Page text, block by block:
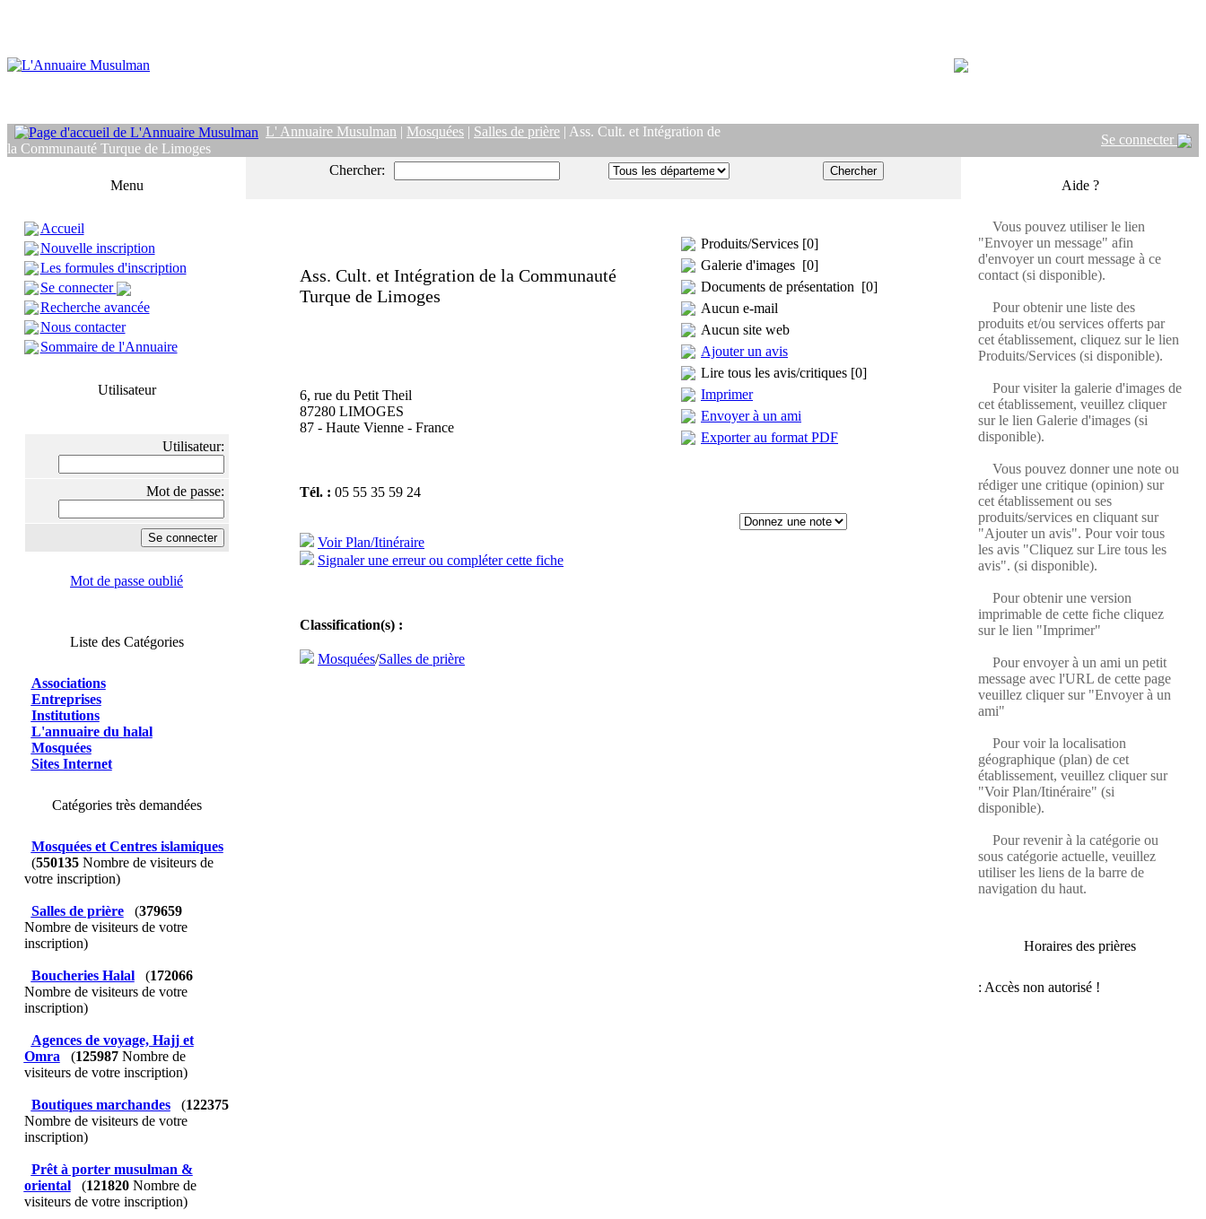
L' Annuaire Musulman | Mosquées | Salles de prière | Ass. Cult. et Intégration de
la Communauté Turque de Limoges
Se connecter
Menu
Accueil
Nouvelle inscription
Les formules d'inscription
Se connecter
Recherche avancée
Nous contacter
Sommaire de l'Annuaire
Utilisateur
Utilisateur:
Mot de passe:
Mot de passe oublié
Liste des Catégories
Associations
Entreprises
Institutions
L'annuaire du halal
Mosquées
Sites Internet
Catégories très demandées
Mosquées et Centres islamiques
(550135Nombre de visiteurs de
votre inscription)
Salles de prière (379659
Nombre de visiteurs de votre
inscription)
Boucheries Halal (172066
Nombre de visiteurs de votre
inscription)
Agences de voyage, Hajj et
Omra
(125987Nombre de
visiteurs de votre inscription)
Boutiques marchandes (122375
Nombre de visiteurs de votre
inscription)
Prêt à porter musulman &
oriental
(121820Nombre de
visiteurs de votre inscription)
Chercher:
Ass. Cult. et Intégration de la Communauté
Turque de Limoges
6, rue du Petit Theil
87280 LIMOGES
87 - Haute Vienne - France
Tél. : 05 55 35 59 24
Voir Plan/Itinéraire
Signaler une erreur ou compléter cette fiche
Classification(s) :
Mosquées/Salles de prière
Produits/Services [0]
Galerie d'images [0]
Documents de présentation [0]
Aucun e-mail
Aucun site web
Ajouter un avis
Lire tous les avis/critiques [0]
Imprimer
Envoyer à un ami
Exporter au format PDF
Aide ?
Vous pouvez utiliser le lien
"Envoyer un message" afin
d'envoyer un court message à ce
contact (si disponible).
Pour obtenir une liste des
produits et/ou services offerts par
cet établissement, cliquez sur le lien
Produits/Services (si disponible).
Pour visiter la galerie d'images de
cet établissement, veuillez cliquer
sur le lien Galerie d'images (si
disponible).
Vous pouvez donner une note ou
rédiger une critique (opinion) sur
cet établissement ou ses
produits/services en cliquant sur
"Ajouter un avis". Pour voir tous
les avis "Cliquez sur Lire tous les
avis". (si disponible).
Pour obtenir une version
imprimable de cette fiche cliquez
sur le lien "Imprimer"
Pour envoyer à un ami un petit
message avec l'URL de cette page
veuillez cliquer sur "Envoyer à un
ami"
Pour voir la localisation
géographique (plan) de cet
établissement, veuillez cliquer sur
"Voir Plan/Itinéraire" (si
disponible).
Pour revenir à la catégorie ou
sous catégorie actuelle, veuillez
utiliser les liens de la barre de
navigation du haut.
Horaires des prières